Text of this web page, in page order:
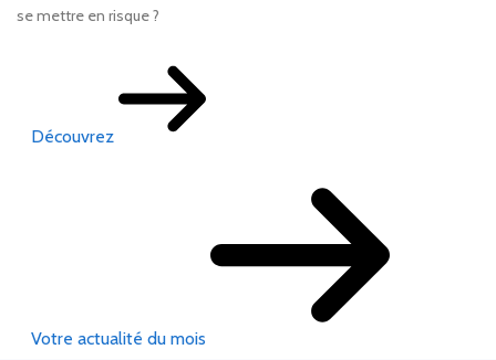
se mettre en risque ?
Découvrez
Votre actualité du mois